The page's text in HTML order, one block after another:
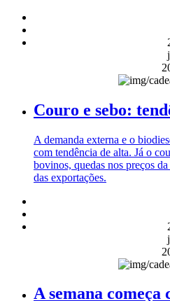
Couro e sebo:
A demanda externa e o
com tendência de alta. Já o
bovinos, quedas nos preços
das exportações.
A semana começa